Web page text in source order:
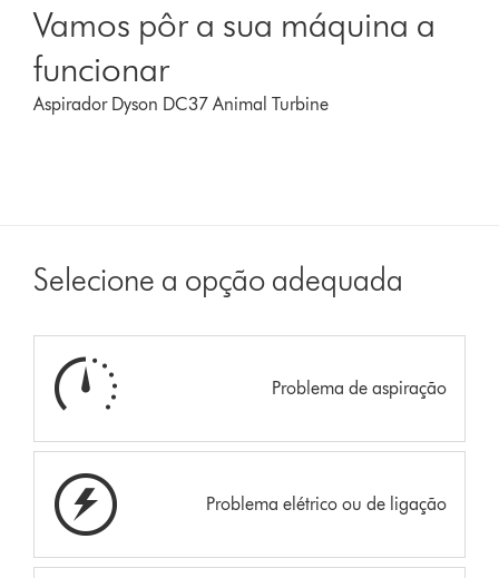
Vamos pôr a sua máquina a
funcionar
Aspirador Dyson DC37 Animal Turbine
Selecione a opção adequada
Problema de aspiração
Problema elétrico ou de ligação